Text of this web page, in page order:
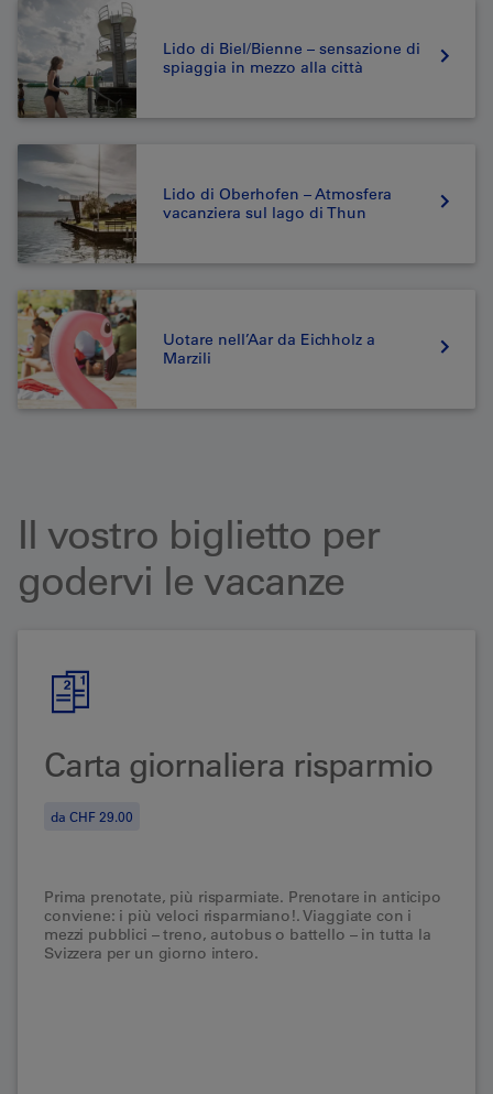
Lido di Biel/Bienne – sensazione di
spiaggia in mezzo alla città
Lido di Oberhofen – Atmosfera
vacanziera sul lago di Thun
Uotare nell’Aar da Eichholz a
Marzili
Il vostro biglietto per
godervi le vacanze
Carta giornaliera risparmio
da CHF 29.00
Prima prenotate, più risparmiate. Prenotare in anticipo
conviene: i più veloci risparmiano!. Viaggiate con i
mezzi pubblici – treno, autobus o battello – in tutta la
Svizzera per un giorno intero.